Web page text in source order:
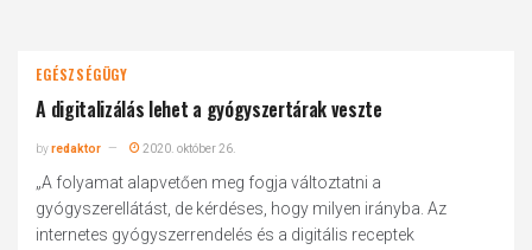
EGÉSZSÉGÜGY
A digitalizálás lehet a gyógyszer­tárak veszte
byredaktor 2020. október 26.
„A folyamat alapvetően meg fogja változtatni a
gyógyszerellátást, de kérdéses, hogy milyen irányba. Az
internetes gyógyszerrendelés és a digitális receptek